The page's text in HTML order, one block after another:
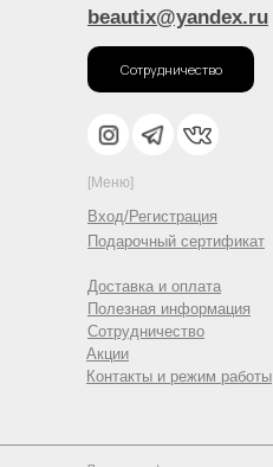
Вход/Регистрация
beautix@yandex.ru
[Меню]
Полезная информация
Сотрудничество
Акции
Контакты и режим работы
Подарочный сертификат
Доставка и оплата
Сотрудничество